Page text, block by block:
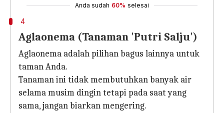
Anda sudah 60% selesai
4
Aglaonema (Tanaman 'Putri Salju')
Aglaonema adalah pilihan bagus lainnya untuk
taman Anda.
Tanaman ini tidak membutuhkan banyak air
selama musim dingin tetapi pada saat yang
sama, jangan biarkan mengering.